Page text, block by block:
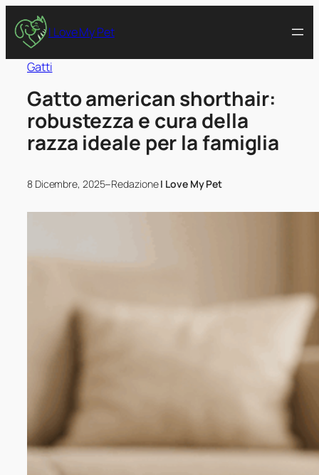
I Love My Pet
Gatti
Gatto american shorthair:
robustezza e cura della
razza ideale per la famiglia
8 Dicembre, 2025–RedazioneI Love My Pet